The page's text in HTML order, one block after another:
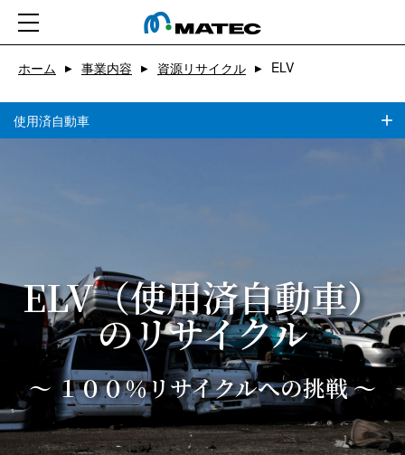
ホーム
会社情報
求人
お問い合わせ
アプリ
Japanese
ホーム ▶ 事業内容 ▶ 資源リサイクル ▶ ELV
使用済自動車
ELV（使用済自動車）
のリサイクル
～ １００％リサイクルへの挑戦 ～